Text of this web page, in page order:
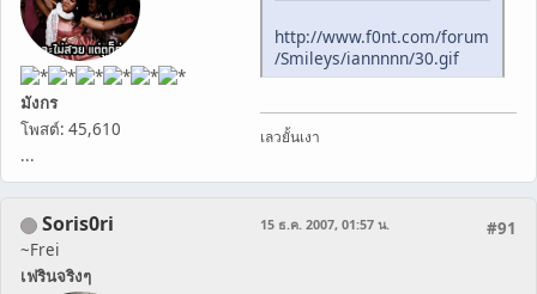
มังกร
โพสต์: 45,610
...
http://www.f0nt.com/forum
/Smileys/iannnnn/30.gif
เลวยั้นเงา
Soris0ri
~Frei
เฟรินจริงๆ
#91
15 ธ.ค. 2007, 01:57 น.